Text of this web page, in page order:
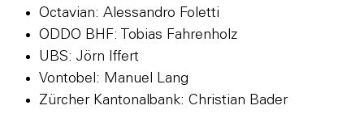
Octavian: Alessandro Foletti
ODDO BHF: Tobias Fahrenholz
UBS: Jörn Iffert
Vontobel: Manuel Lang
Zürcher Kantonalbank: Christian Bader